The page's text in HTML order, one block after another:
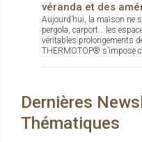
véranda et des
Aujourd’hui, la maison ne
pergola, carport… les
véritables prolongements
THERMOTOP® s’impose
Dernières
Thématiques